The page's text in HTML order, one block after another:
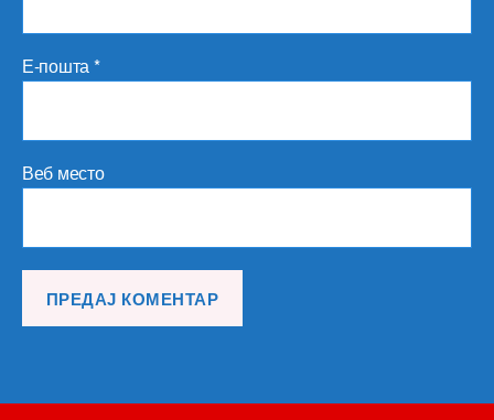
Е-пошта*
Веб место